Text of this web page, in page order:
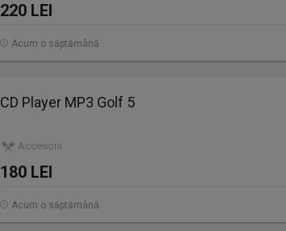
220 LEI
Acum o săptămână
CD Player MP3 Golf 5
Accesorii
180 LEI
Acum o săptămână